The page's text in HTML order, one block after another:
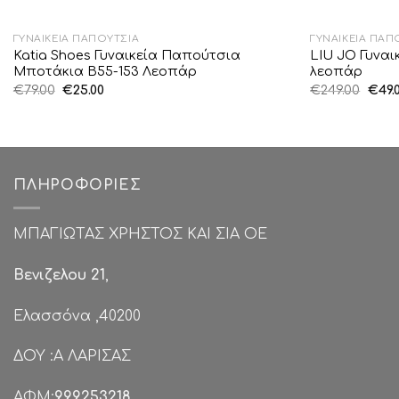
ΓΥΝΑΙΚΕΊΑ ΠΑΠΟΎΤΣΙΑ
Katia Shoes Γυναικεία Παπούτσια
Μποτάκια Β55-153 Λεοπάρ
€79.00 Original
€25.00
ΓΥΝΑΙΚΕΊΑ
LIU JO
λεοπάρ
€249.00 €
ΠΛΗΡΟΦΟΡΊΕΣ
ΜΠΑΓΙΩΤΑΣ ΧΡΗΣΤΟΣ ΚΑΙ ΣΙΑ ΟΕ
Βενιζελου 21,
Ελασσόνα ,40200
ΔΟΥ :Α ΛΑΡΙΣΑΣ